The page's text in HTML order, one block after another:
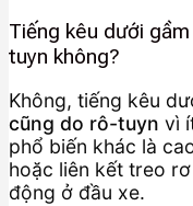
Tiếng kêu dưới
tuyn không?
Không, tiếng kêu
cũng do rô-tuyn vì
phổ biến khác là
hoặc liên kết treo
động ở đầu xe.